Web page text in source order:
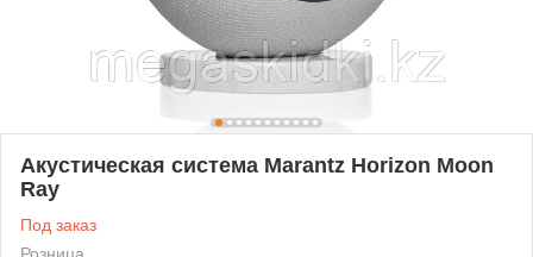
Акустическая система Marantz Horizon Moon
Ray
Под заказ
Розница